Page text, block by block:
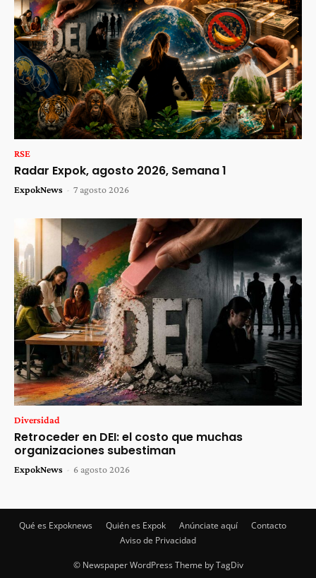
RSE
Radar Expok, agosto 2026, Semana 1
ExpokNews - 7 agosto 2026
Diversidad
Retroceder en DEI: el costo que muchas
organizaciones subestiman
ExpokNews - 6 agosto 2026
Qué es Expoknews Quién es Expok Anúnciate aquí
Contacto
Aviso de Privacidad
© Newspaper WordPress Theme by TagDiv